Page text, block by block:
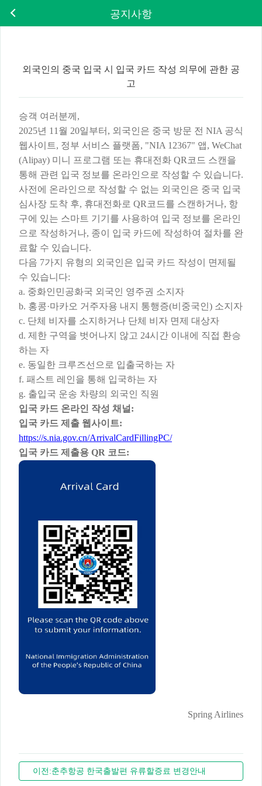
공지사항
외국인의 중국 입국 시 입국 카드 작성 의무에 관한 공
고
승객 여러분께 ,
2025년 11월 20일부터, 외국인은 중국 방문 전 NIA 공식
웹사이트, 정부 서비스 플랫폼, "NIA 12367" 앱, WeChat
(Alipay) 미니 프로그램 또는 휴대전화 QR코드 스캔을
통해 관련 입국 정보를 온라인으로 작성할 수 있습니다.
사전에 온라인으로 작성할 수 없는 외국인은 중국 입국
심사장 도착 후, 휴대전화로 QR코드를 스캔하거나, 항
구에 있는 스마트 기기를 사용하여 입국 정보를 온라인
으로 작성하거나, 종이 입국 카드에 작성하여 절차를 완
료할 수 있습니다.
다음 7가지 유형의 외국인은 입국 카드 작성이 면제될
수 있습니다:
a. 중화인민공화국 외국인 영주권 소지자
b. 홍콩·마카오 거주자용 내지 통행증(비중국인) 소지자
c. 단체 비자를 소지하거나 단체 비자 면제 대상자
d. 제한 구역을 벗어나지 않고 24시간 이내에 직접 환승
하는 자
e. 동일한 크루즈선으로 입출국하는 자
f. 패스트 레인을 통해 입국하는 자
g. 출입국 운송 차량의 외국인 직원
입국 카드 온라인 작성 채널 :
입국 카드 제출 웹사이트:
https://s.nia.gov.cn/ArrivalCardFillingPC/
입국 카드 제출용 QR 코드:
Spring Airlines
이전:춘추항공 한국출발편 유류할증료 변경안내